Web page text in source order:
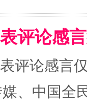
评论感
评论感言
、中国全